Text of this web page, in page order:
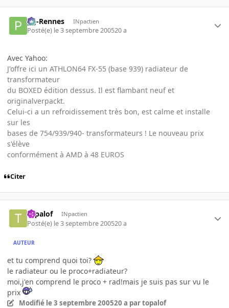
pg-Rennes INpactien
Posté(e) le 3 septembre 200520 a
Avec Yahoo:
J'offre ici un ATHLON64 FX-55 (base 939) radiateur de
transformateur
du BOXED édition dessus. Il est flambant neuf et
originalverpackt.
Celui-ci a un refroidissement très bon, est calme et installe
sur les
bases de 754/939/940- transformateurs ! Le nouveau prix
s'élève
conformément à AMD à 48 EUROS
Citer
topalof INpactien
Posté(e) le 3 septembre 200520 a
AUTEUR
et tu comprend quoi toi?
le radiateur ou le proco+radiateur?
moi,j'en comprend le proco + rad!mais je suis pas sur vu le
prix
Modifié le 3 septembre 200520 a par topalof